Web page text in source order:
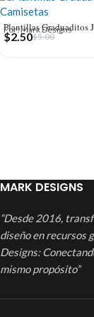
Por: Mark Designs
$5.00
$2.50
MARK DESIGNS
“Desde 2016,
diseño en recursos
Designs:
mismo propósito”